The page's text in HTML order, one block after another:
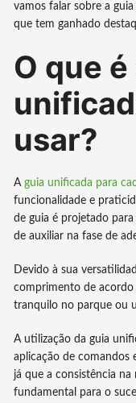
vamos falar sobre a
que tem ganhado
O que
usar?
Aguia unificada para
funcionalidade e
de guia é projetado
de auxiliar na fase de
Devido à sua
comprimento de
tranquilo no parque ou
A utilização da guia
aplicação de comandos
já que a consistência
fundamental para o